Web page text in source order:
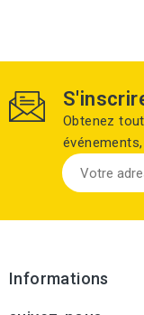
Obtenez
Informations